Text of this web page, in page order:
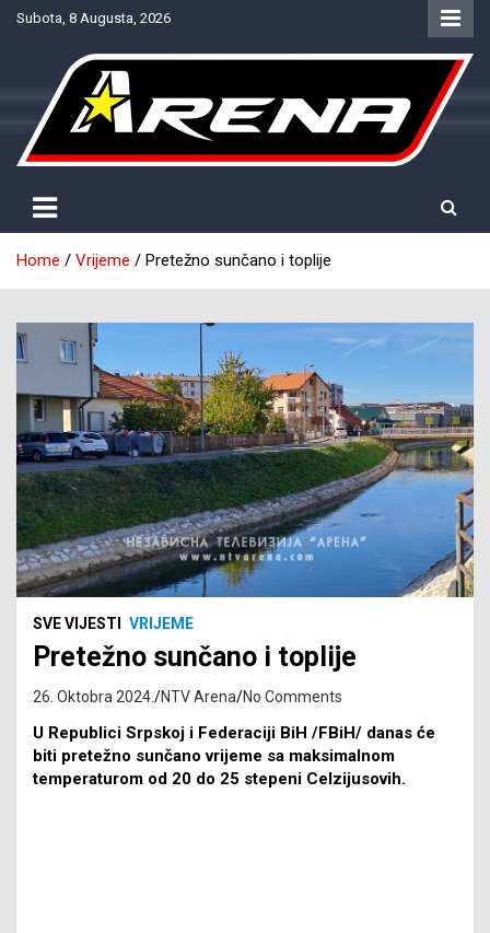
SkipSubota, 8 Augusta, 2026
NTV Arena
Home Vrijeme Pretežno sunčano i toplije
SVE VIJESTI VRIJEME
Pretežno sunčano i toplije
26. Oktobra 2024. NTV Arena No Comments
U Republici Srpskoj i Federaciji BiH /FBiH/ danas će
biti pretežno sunčano vrijeme sa maksimalnom
temperaturom od 20 do 25 stepeni Celzijusovih.